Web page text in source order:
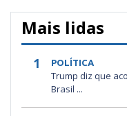
Mais lidas
1 POLÍTICA
Trump diz que
Brasil ...